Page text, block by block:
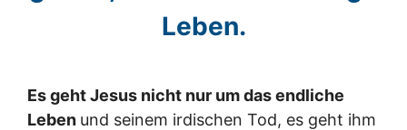
Leben.
Es geht Jesus nicht nur um das endliche
Leben und seinem irdischen Tod, es geht ihm